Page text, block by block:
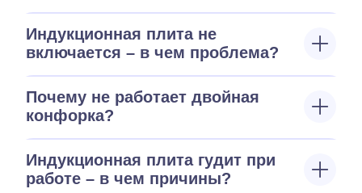
Индукционная плита не
включается – в чем проблема?
Почему не работает двойная
конфорка?
Индукционная плита гудит при
работе – в чем причины?